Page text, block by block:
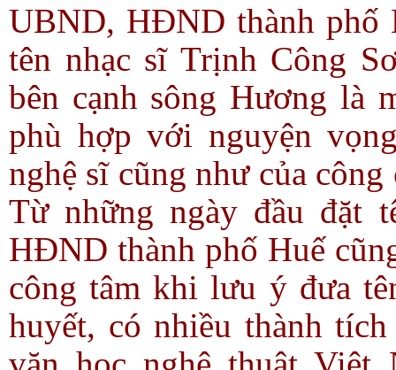
UBND, HĐND thành phố
tên nhạc sĩ Trịnh Công
bên cạnh sông Hương là
phù hợp với nguyện
nghệ sĩ cũng như của
Từ những ngày đầu đặt
HĐND thành phố Huế
công tâm khi lưu ý đưa
huyết, có nhiều thành